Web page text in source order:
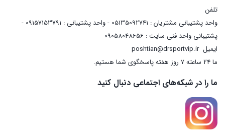
تلفن
واحد پشتیبانی مشتریان : 05135092741 - واحد پشتیبانی : 09157153791 -
پشتیبانی واحد فنی سایت : 09058048656
ایمیلposhtian@drsportvip.ir
ما 24 ساعته 7 روز هفته پاسخگوی شما هستیم.
ما را در شبکه‌های اجتماعی دنبال کنید